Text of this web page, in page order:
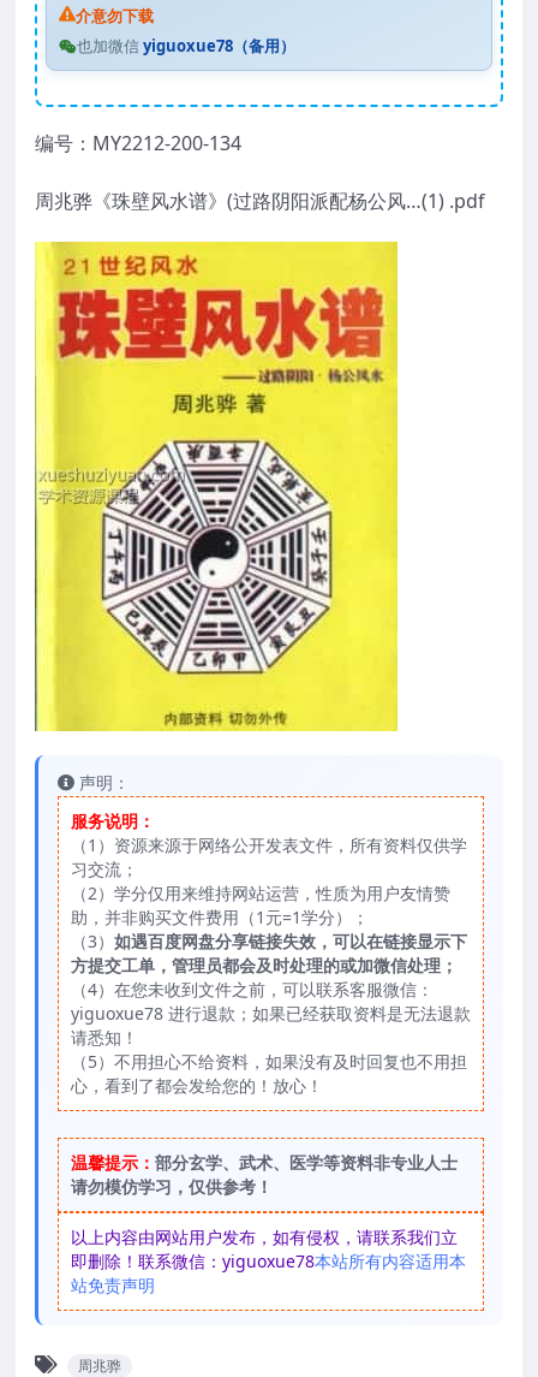
介意勿下载
也加微信yiguoxue78（备用）
编号：MY2212-200-134
周兆骅《珠壁风水谱》(过路阴阳派配杨公风…(1) .pdf
声明：
服务说明：
（1）资源来源于网络公开发表文件，所有资料仅供学
习交流；
（2）学分仅用来维持网站运营，性质为用户友情赞
助，并非购买文件费用（1元=1学分）；
（3） 如遇百度网盘分享链接失效，可以在链接显示下
方提交工单，管理员都会及时处理的或加微信处理；
（4）在您未收到文件之前，可以联系客服微信：
yiguoxue78 进行退款；如果已经获取资料是无法退款
请悉知！
（5）不用担心不给资料，如果没有及时回复也不用担
心，看到了都会发给您的！放心！
温馨提示： 部分玄学、武术、医学等资料非专业人士
请勿模仿学习，仅供参考！
以上内容由网站用户发布，如有侵权，请联系我们立
即删除！联系微信：yiguoxue78本站所有内容适用本
站免责声明
周兆骅